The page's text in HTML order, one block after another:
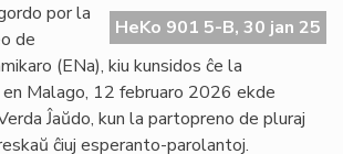
ĉe
HeKo 901 5-B, 30 jan 25
por la
de
(ENa), kiu kunsidos ĉe la
Malago, 12 februaro 2026 ekde
Ĵaŭdo, kun la partopreno de pluraj
ĉiuj esperanto-parolantoj.